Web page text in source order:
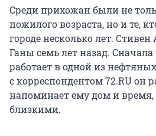
Среди прихожан были не
пожилого возраста, но и те,
городе несколько лет.
Ганы семь лет назад. Сначала
работает в одной из
с корреспондентом 72.RU он
напоминает ему дом и время,
близкими.